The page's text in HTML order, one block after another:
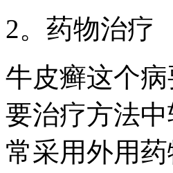
2。药物治疗
牛皮癣这个
要治疗方法
常采用外用